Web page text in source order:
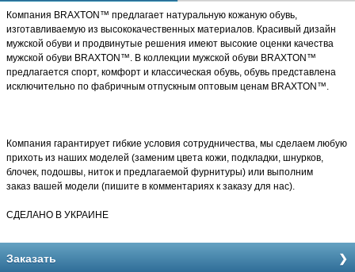
Компания BRAXTON™ предлагает натуральную кожаную обувь,
изготавливаемую из высококачественных материалов. Красивый дизайн
мужской обуви и продвинутые решения имеют высокие оценки качества
мужской обуви BRAXTON™. В коллекции мужской обуви BRAXTON™
предлагается спорт, комфорт и классическая обувь, обувь представлена
исключительно по фабричным отпускным оптовым ценам BRAXTON™.
Компания гарантирует гибкие условия сотрудничества, мы сделаем любую
прихоть из наших моделей (заменим цвета кожи, подкладки, шнурков,
блочек, подошвы, ниток и предлагаемой фурнитуры) или выполним
заказ вашей модели (пишите в комментариях к заказу для нас).
СДЕЛАНО В УКРАИНЕ
Заказать